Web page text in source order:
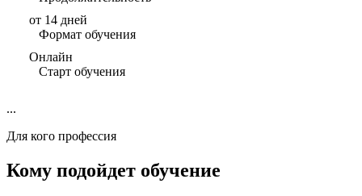
от 14 дней
Формат обучения
Онлайн
Старт обучения
...
Для кого профессия
Кому подойдет обучение